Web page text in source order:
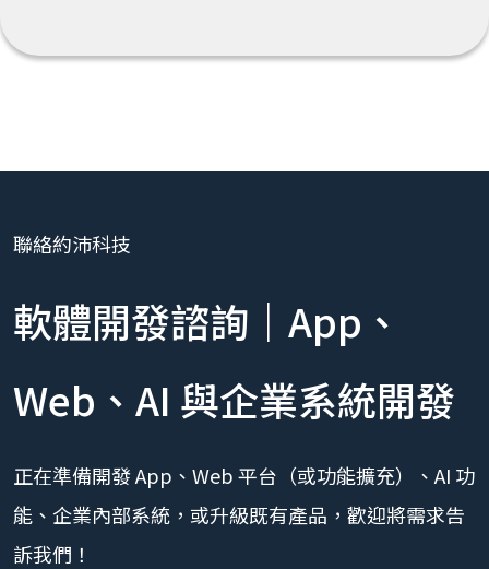
聯絡約沛科技
軟體開發諮詢｜App、
Web、AI 與企業系統開發
正在準備開發 App、Web 平台（或功能擴充）、AI 功
能、企業內部系統，或升級既有產品，歡迎將需求告
訴我們！